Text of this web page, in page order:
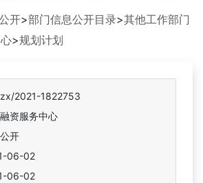
开>部门信息公开目录>其他工作部门
>规划计划
2021-1822753
资服务中心
开
06-02
06-02